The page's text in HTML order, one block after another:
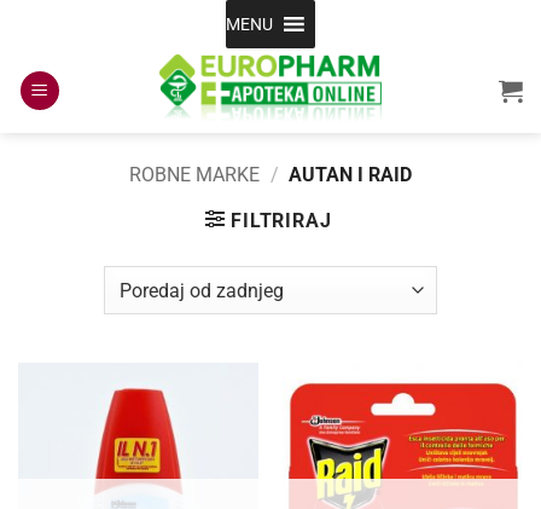
content
MENU
ROBNE MARKE / AUTAN I RAID
FILTRIRAJ